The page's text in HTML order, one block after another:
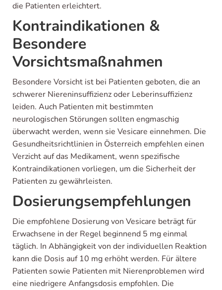
die Patienten erleichtert.
Kontraindikationen &
Besondere
Vorsichtsmaßnahmen
Besondere Vorsicht ist bei Patienten geboten, die an
schwerer Niereninsuffizienz oder Leberinsuffizienz
leiden. Auch Patienten mit bestimmten
neurologischen Störungen sollten engmaschig
überwacht werden, wenn sie Vesicare einnehmen. Die
Gesundheitsrichtlinien in Österreich empfehlen einen
Verzicht auf das Medikament, wenn spezifische
Kontraindikationen vorliegen, um die Sicherheit der
Patienten zu gewährleisten.
Dosierungsempfehlungen
Die empfohlene Dosierung von Vesicare beträgt für
Erwachsene in der Regel beginnend 5 mg einmal
täglich. In Abhängigkeit von der individuellen Reaktion
kann die Dosis auf 10 mg erhöht werden. Für ältere
Patienten sowie Patienten mit Nierenproblemen wird
eine niedrigere Anfangsdosis empfohlen. Die